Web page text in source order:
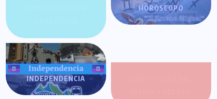
HORÓSCOPO
INDEPENDENCIA